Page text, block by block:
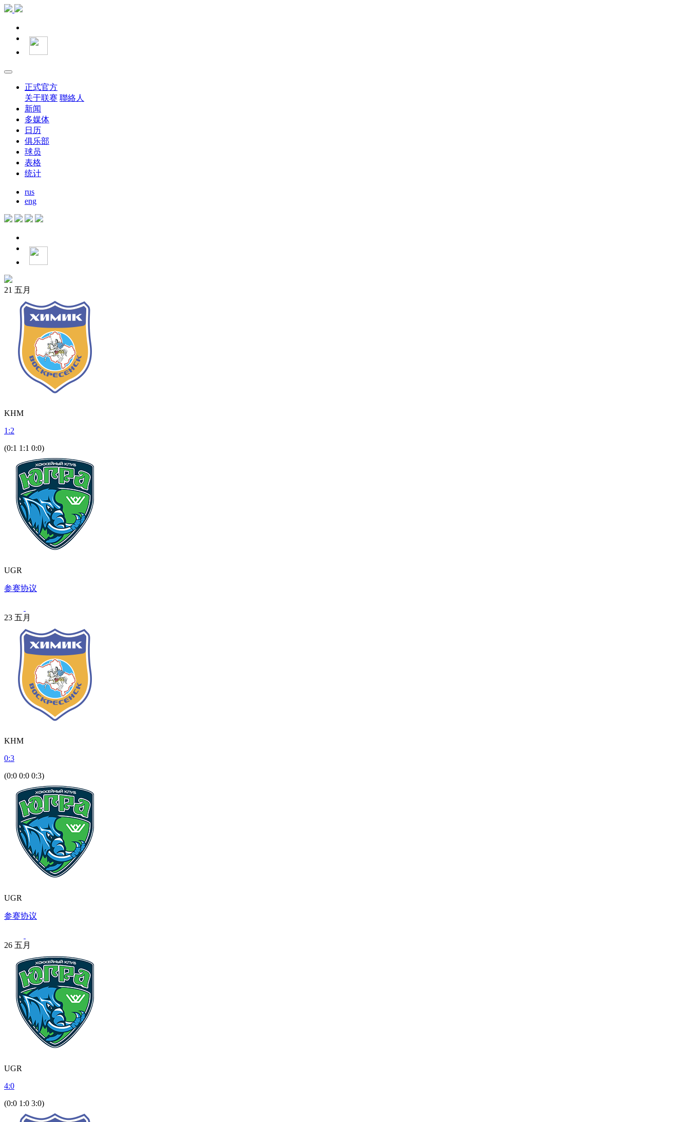
正式官方
关于联赛 聯絡人
新闻
多媒体
日历
俱乐部
球员
表格
统计
rus
eng
21 五月
KHM
1 :2
(0:1 1:1 0:0)
UGR
参赛协议
23 五月
KHM
0:3
(0:0 0:0 0:3)
UGR
参赛协议
26 五月
UGR
4:0
(0:0 1:0 3:0)